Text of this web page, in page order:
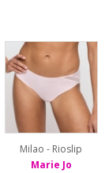
Milao - Rioslip
Marie Jo